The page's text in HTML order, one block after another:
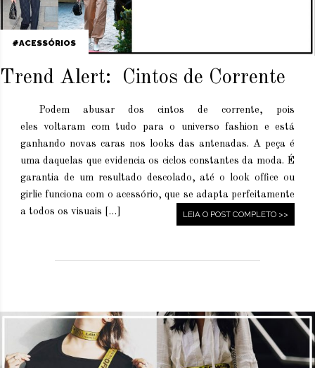
ACESSÓRIOS
Trend Alert: Cintos de Corrente
Podem abusar dos cintos de corrente, pois
eles voltaram com tudo para o universo fashion e está
ganhando novas caras nos looks das antenadas. A peça é
uma daquelas que evidencia os ciclos constantes da moda. É
garantia de um resultado descolado, até o look office ou
girlie funciona com o acessório, que se adapta perfeitamente
a todos os visuais […]
LEIA O POST COMPLETO >>